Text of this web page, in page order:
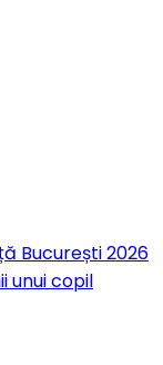
București 2026
unui copil